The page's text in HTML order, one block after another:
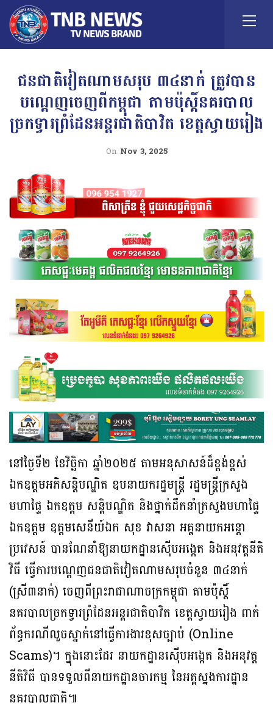
ជនជាតិវៀតណាមសរុប ៣៤នាក់ ត្រូវបាន
បណ្តេញចេញពីកម្ពុជា តាមប៉ុស្តិ៍នគរបាល
ច្រកទ្វារព្រំដែនអន្តរជាតិបាវិត ខេត្តស្វាយរៀង
On Nov 3, 2025
នៅថ្ងៃទី២ ខែវិច្ឆិកា ឆ្នាំ២០២៥ តាមអនុសាសន៍ដ៏ខ្ពង់ខ្ពស់
ឯកឧត្តមអភិសន្តិបណ្ឌិត ឧបនាយករដ្ឋមន្ត្រី រដ្ឋមន្ត្រីក្រសួង
មហាផ្ទៃ ឯកឧត្តម សន្តិបណ្ឌិត និងថ្នាក់ដឹកនាំក្រសួងមហាផ្ទៃ
ឯកឧត្តម ឧត្តមសេនីយ៍ឯក សុខ វាសនា អគ្គនាយកអន្តោ
ប្រវេសន៍ បានណែនាំឱ្យនាយកដ្ឋានស៊ើបអង្កេត និងអនុវត្តនីតិ
វិធី ធ្វើការបណ្តេញជនជាតិវៀតណាមសរុបចំនួន ៣៤នាក់
(ស្រី៣នាក់) ចេញពីព្រះរាជាណាចក្រកម្ពុជា តាមប៉ុស្តិ៍
នគរបាលច្រកទ្វារព្រំដែនអន្តរជាតិបាវិត ខេត្តស្វាយរៀង ពាក់
ព័ន្ធករណីលួចស្នាក់នៅធ្វើការងារខុសច្បាប់ (Online
Scams)។ ក្នុងនោះដែរ នាយកដ្ឋានស៊ើបអង្កេត និងអនុវត្ត
នីតិវិធី បានទទួលពីនាយកដ្ឋានចារកម្ម នៃអគ្គស្នងការដ្ឋាន
នគរបាលជាតិ៕